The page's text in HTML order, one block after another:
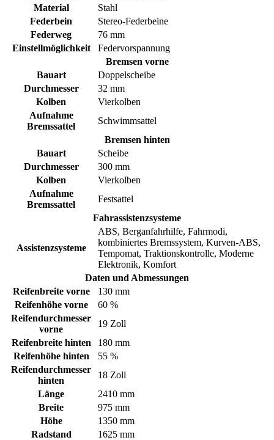
Material
Stahl
Federbein
Stereo-Federbeine
Federweg
76 mm
Einstellmöglichkeit
Federvorspannung
Bremsen vorne
Bauart
Doppelscheibe
Durchmesser
32 mm
Kolben
Vierkolben
Aufnahme
Bremssattel
Schwimmsattel
Bremsen hinten
Bauart
Scheibe
Durchmesser
300 mm
Kolben
Vierkolben
Aufnahme
Bremssattel
Festsattel
Fahrassistenzsysteme
Assistenzsysteme
ABS, Berganfahrhilfe, Fahrmodi,
kombiniertes Bremssystem, Kurven-ABS,
Tempomat, Traktionskontrolle, Moderne
Elektronik, Komfort
Daten und Abmessungen
Reifenbreite vorne
130 mm
Reifenhöhe vorne
60 %
Reifendurchmesser
vorne
19 Zoll
Reifenbreite hinten
180 mm
Reifenhöhe hinten
55 %
Reifendurchmesser
hinten
18 Zoll
Länge
2410 mm
Breite
975 mm
Höhe
1350 mm
Radstand
1625 mm